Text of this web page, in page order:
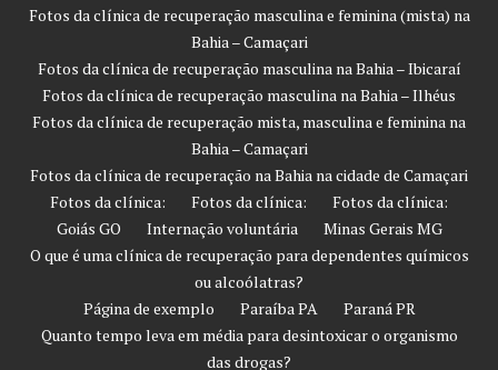
Fotos da clínica de recuperação masculina e feminina (mista) na
Bahia – Camaçari
Fotos da clínica de recuperação masculina na Bahia – Ibicaraí
Fotos da clínica de recuperação masculina na Bahia – Ilhéus
Fotos da clínica de recuperação mista, masculina e feminina na
Bahia – Camaçari
Fotos da clínica de recuperação na Bahia na cidade de Camaçari
Fotos da clínica:
Fotos da clínica:
Fotos da clínica:
Goiás GO
Internação voluntária
Minas Gerais MG
O que é uma clínica de recuperação para dependentes químicos
ou alcoólatras?
Página de exemplo
Paraíba PA
Paraná PR
Quanto tempo leva em média para desintoxicar o organismo
das drogas?